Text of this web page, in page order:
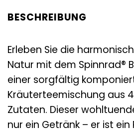
BESCHREIBUNG
Erleben Sie die
Natur mit dem Spinnrad®
einer sorgfältig
Kräuterteemischung aus
Zutaten. Dieser
nur ein Getränk – er ist ein